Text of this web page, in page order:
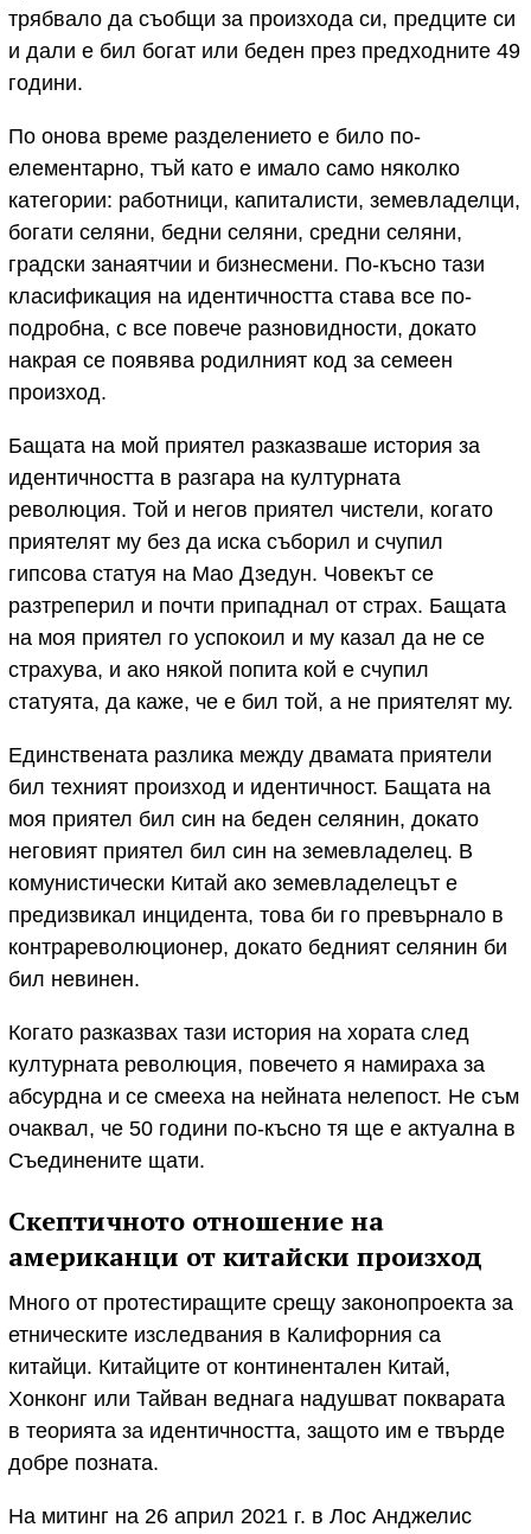
трябвало да съобщи за произхода си, предците си
и дали е бил богат или беден през предходните 49
години.
По онова време разделението е било по-
елементарно, тъй като е имало само няколко
категории: работници, капиталисти, земевладелци,
богати селяни, бедни селяни, средни селяни,
градски занаятчии и бизнесмени. По-късно тази
класификация на идентичността става все по-
подробна, с все повече разновидности, докато
накрая се появява родилният код за семеен
произход.
Бащата на мой приятел разказваше история за
идентичността в разгара на културната
революция. Той и негов приятел чистели, когато
приятелят му без да иска съборил и счупил
гипсова статуя на Мао Дзедун. Човекът се
разтреперил и почти припаднал от страх. Бащата
на моя приятел го успокоил и му казал да не се
страхува, и ако някой попита кой е счупил
статуята, да каже, че е бил той, а не приятелят му.
Единствената разлика между двамата приятели
бил техният произход и идентичност. Бащата на
моя приятел бил син на беден селянин, докато
неговият приятел бил син на земевладелец. В
комунистически Китай ако земевладелецът е
предизвикал инцидента, това би го превърнало в
контрареволюционер, докато бедният селянин би
бил невинен.
Когато разказвах тази история на хората след
културната революция, повечето я намираха за
абсурдна и се смееха на нейната нелепост. Не съм
очаквал, че 50 години по-късно тя ще е актуална в
Съединените щати.
Скептичното отношение на
американци от китайски произход
Много от протестиращите срещу законопроекта за
етническите изследвания в Калифорния са
китайци. Китайците от континентален Китай,
Хонконг или Тайван веднага надушват покварата
в теорията за идентичността, защото им е твърде
добре позната.
На митинг на 26 април 2021 г. в Лос Анджелис